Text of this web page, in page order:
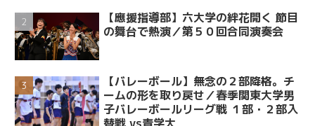
【應援指導部】六大学の絆花開く 節目
の舞台で熱演／第５０回合同演奏会
【バレーボール】無念の２部降格。チ
ームの形を取り戻せ／春季関東大学男
子バレーボールリーグ戦 １部・２部入